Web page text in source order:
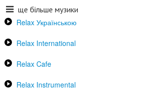
ще більше музики
Relax Українською
Relax International
Relax Cafe
Relax Instrumental